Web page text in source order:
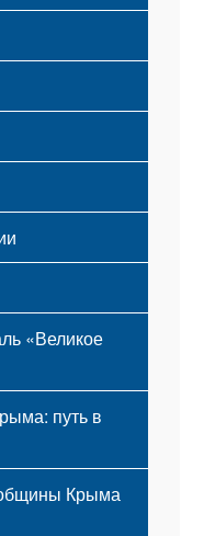
«Великое
путь в
Крыма